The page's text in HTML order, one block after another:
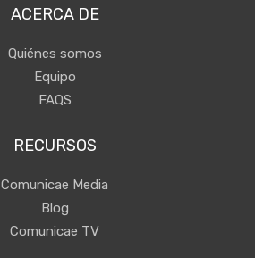
ACERCA DE
Quiénes somos
Equipo
FAQS
RECURSOS
Comunicae Media
Blog
Comunicae TV